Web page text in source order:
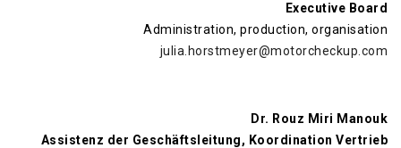
Executive Board
Administration, production, organisation
julia.horstmeyer@motorcheckup.com
Dr. Rouz Miri Manouk
Assistenz der Geschäftsleitung, Koordination Vertrieb